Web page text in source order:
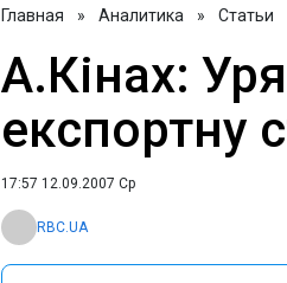
Главная » Аналитика » Статьи
А.Кінах:
експортну
17:57 12.09.2007 Ср
RBC.UA